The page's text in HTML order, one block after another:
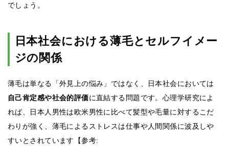
でしょう。
日本社会における薄毛とセルフイメー
ジの関係
薄毛は単なる「外見上の悩み」ではなく、日本社会においては
自己肯定感や社会的評価に直結する問題です。心理学研究によ
れば、日本人男性は欧米男性に比べて髪型や毛量に対するこだ
わりが強く、薄毛によるストレスは仕事や人間関係に波及しや
すいとされています【参考: